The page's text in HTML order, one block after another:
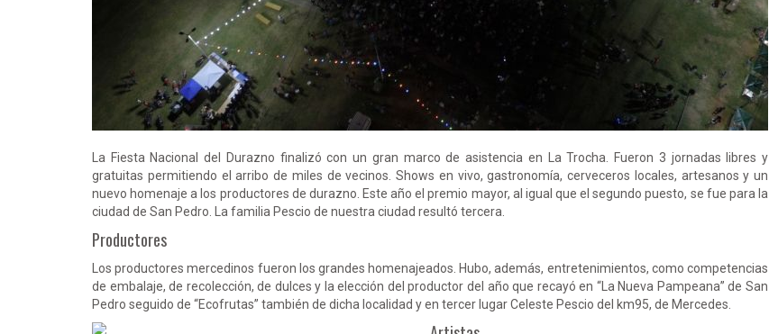
La Fiesta Nacional del Durazno finalizó con un gran marco de asistencia en La Trocha. Fueron 3 jornadas libres y
gratuitas permitiendo el arribo de miles de vecinos. Shows en vivo, gastronomía, cerveceros locales, artesanos y un
nuevo homenaje a los productores de durazno. Este año el premio mayor, al igual que el segundo puesto, se fue para la
ciudad de San Pedro. La familia Pescio de nuestra ciudad resultó tercera.
Productores
Los productores mercedinos fueron los grandes homenajeados. Hubo, además, entretenimientos, como competencias
de embalaje, de recolección, de dulces y la elección del productor del año que recayó en “La Nueva Pampeana” de San
Pedro seguido de “Ecofrutas” también de dicha localidad y en tercer lugar Celeste Pescio del km95, de Mercedes.